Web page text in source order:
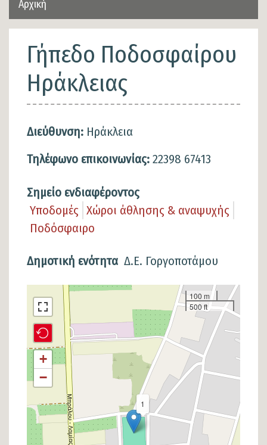
Αρχική
Γήπεδο Ποδοσφαίρου
Ηράκλειας
Διεύθυνση: Ηράκλεια
Τηλέφωνο επικοινωνίας: 22398 67413
Σημείο ενδιαφέροντος
Υποδομές Χώροι άθλησης & αναψυχής
Ποδόσφαιρο
Δημοτική ενότητα Δ.Ε. Γοργοποτάμου
Σημείο
στον
χάρτη
1
+
−
100 m
500 ft